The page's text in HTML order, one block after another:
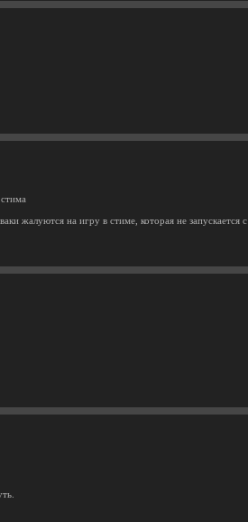
жалуются на игру в стиме, которая не запускается